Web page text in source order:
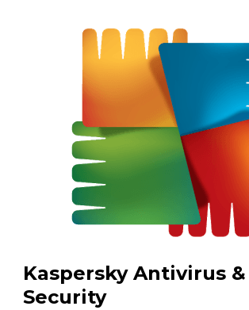
Kaspersky Antivirus &
Security